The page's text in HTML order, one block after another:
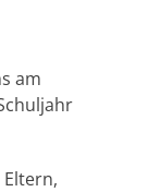
am